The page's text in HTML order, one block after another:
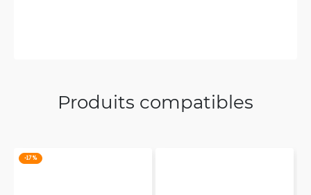
Produits compatibles
-17 %